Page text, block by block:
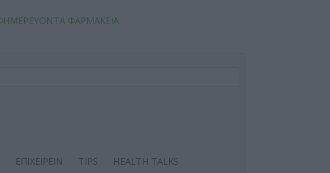
ΦΑΡΜΑΚΕΙΑ
ΕΠΙΧΕΙΡΕΙΝ TIPS
HEALTH TALKS